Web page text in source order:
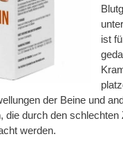
ist
der Beine und
die durch den schlechten
werden.